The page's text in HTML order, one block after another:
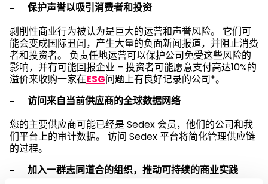
保护声誉以吸引消费者和投资
剥削性商业行为被认为是巨大的运营和声誉风险。 它们可
能会变成国际丑闻，产生大量的负面新闻报道，并阻止消费
者和投资者。 负责任地运营可以保护公司免受这些风险的
影响，并有可能回报企业 – 投资者可能愿意支付高达10%的
溢价来收购一家在ESG问题上有良好记录的公司*。
访问来自当前供应商的全球数据网络
您的主要供应商可能已经是 Sedex 会员，他们的公司和我
们平台上的审计数据。 访问 Sedex 平台将简化管理供应链
的过程。
加入一群志同道合的组织，推动可持续的商业实践